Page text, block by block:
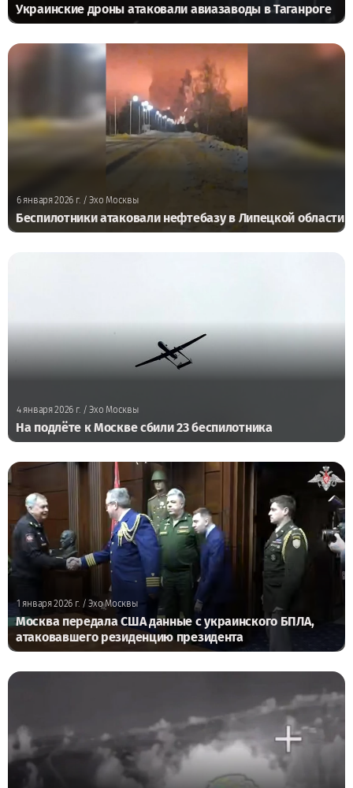
Украинские дроны атаковали авиазаводы в Таганроге
6 января 2026 г. / Эхо Москвы
Беспилотники атаковали нефтебазу в Липецкой области
4 января 2026 г. / Эхо Москвы
На подлёте к Москве сбили 23 беспилотника
1 января 2026 г. / Эхо Москвы
Москва передала США данные с украинского БПЛА,
атаковавшего резиденцию президента